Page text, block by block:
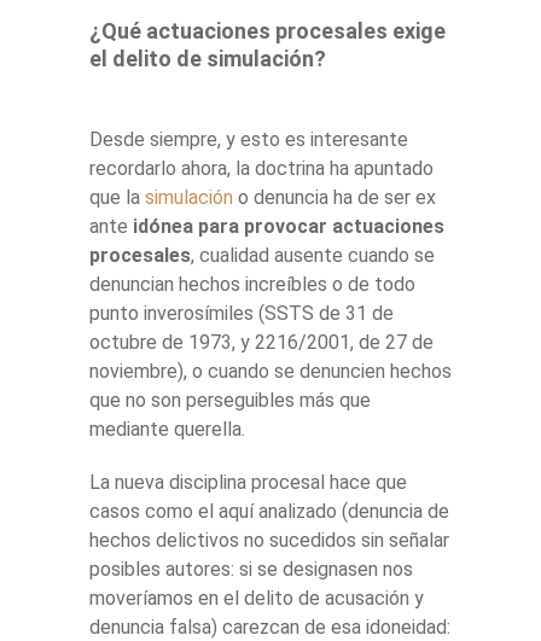
¿Qué actuaciones procesales exige
el delito de simulación?
Desde siempre, y esto es interesante
recordarlo ahora, la doctrina ha apuntado
que la simulación o denuncia ha de ser ex
ante idónea para provocar actuaciones
procesales, cualidad ausente cuando se
denuncian hechos increíbles o de todo
punto inverosímiles (SSTS de 31 de
octubre de 1973, y 2216/2001, de 27 de
noviembre), o cuando se denuncien hechos
que no son perseguibles más que
mediante querella.
La nueva disciplina procesal hace que
casos como el aquí analizado (denuncia de
hechos delictivos no sucedidos sin señalar
posibles autores: si se designasen nos
moveríamos en el delito de acusación y
denuncia falsa) carezcan de esa idoneidad: